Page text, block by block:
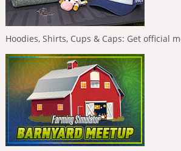
Hoodies, Shirts, Cups & Caps: Get official